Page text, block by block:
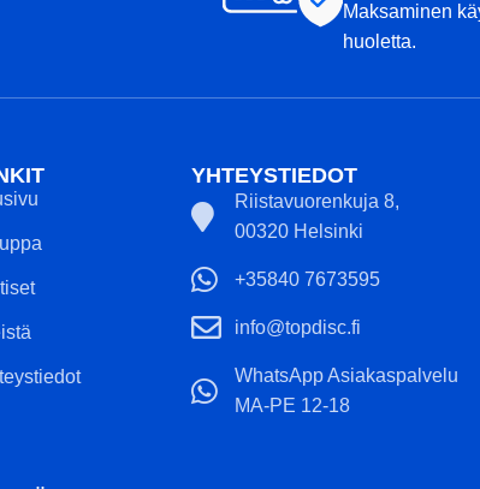
Maksaminen
huoletta.
YHTEYSTIEDOT
Riistavuorenkuja 8,
00320 Helsinki
+35840 7673595
info@topdisc.fi
WhatsApp Asiakaspalvelu
MA-PE 12-18